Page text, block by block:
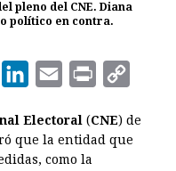
pleno del CNE. Diana
político en contra.
n
k
a
i
i
p
Electoral (CNE) de
que la entidad que
como la